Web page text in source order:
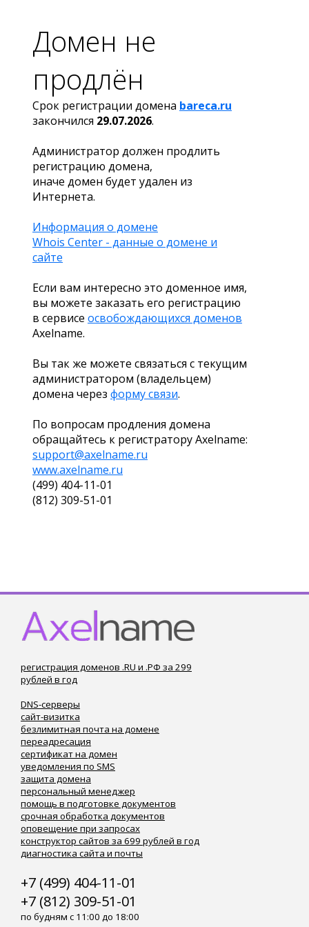
Домен не
продлён
Срок регистрации домена bareca.ru
закончился 29.07.2026.
Администратор должен продлить
регистрацию домена,
иначе домен будет удален из
Интернета.
Информация о домене
Whois Center - данные о домене и
сайте
Если вам интересно это доменное имя,
вы можете заказать его регистрацию
в сервисе освобождающихся доменов
Axelname.
Вы так же можете связаться с текущим
администратором (владельцем)
домена через форму связи.
По вопросам продления домена
обращайтесь к регистратору Axelname:
support@axelname.ru
www.axelname.ru
(499) 404-11-01
(812) 309-51-01
регистрация доменов .RU и .РФ за 299
рублей в год
DNS-серверы
сайт-визитка
безлимитная почта на домене
переадресация
сертификат на домен
уведомления по SMS
защита домена
персональный менеджер
помощь в подготовке документов
срочная обработка документов
оповещение при запросах
конструктор сайтов за 699 рублей в год
диагностика сайта и почты
+7 (499) 404-11-01
+7 (812) 309-51-01
по будням с 11:00 до 18:00